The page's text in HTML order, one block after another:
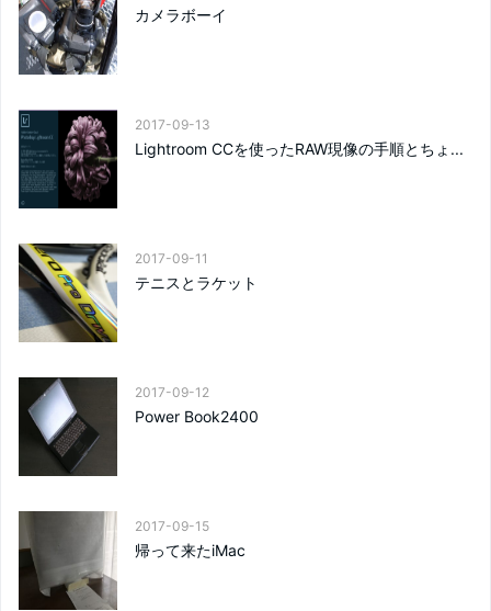
カメラボーイ
2017-09-13
Lightroom CCを使ったRAW現像の手順とちょ...
2017-09-11
テニスとラケット
2017-09-12
Power Book2400
2017-09-15
帰って来たiMac